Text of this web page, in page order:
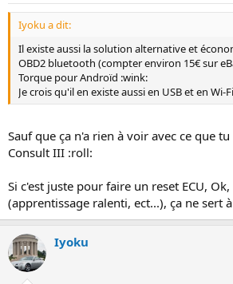
Iyoku a dit:
Il existe aussi la solution alternative et
OBD2 bluetooth (compter environ 15€ sur
Torque pour Androïd :wink:
Je crois qu'il en existe aussi en USB et en Wi-
Sauf que ça n'a rien à voir avec ce que
Consult III :roll:
Si c'est juste pour faire un reset ECU,
(apprentissage ralenti, ect...), ça ne sert
Iyoku